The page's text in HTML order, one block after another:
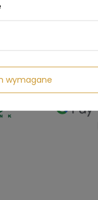
wymagane